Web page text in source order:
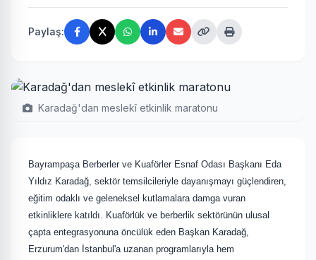
Paylaş:
Karadağ'dan meslekî etkinlik maratonu
Bayrampaşa Berberler ve Kuaförler Esnaf Odası Başkanı Eda
Yıldız Karadağ, sektör temsilcileriyle dayanışmayı güçlendiren,
eğitim odaklı ve geleneksel kutlamalara damga vuran
etkinliklere katıldı. Kuaförlük ve berberlik sektörünün ulusal
çapta entegrasyonuna öncülük eden Başkan Karadağ,
Erzurum'dan İstanbul'a uzanan programlarıyla hem